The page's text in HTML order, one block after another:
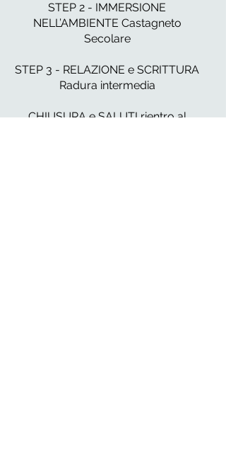
STEP 2 - IMMERSIONE
NELL’AMBIENTE Castagneto
Secolare
STEP 3 - RELAZIONE e SCRITTURA
Radura intermedia
CHIUSURA e SALUTI rientro al